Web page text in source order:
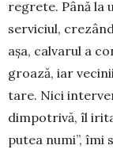
regrete. Până la
serviciul,
așa, calvarul a
groază, iar
tare. Nici
dimpotrivă, îl
putea numi”, îmi